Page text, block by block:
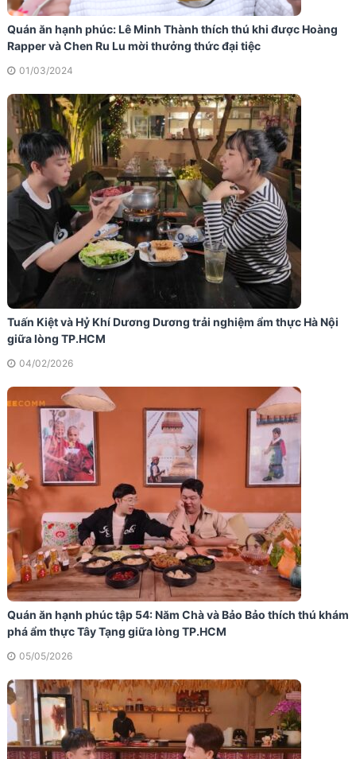
Quán ăn hạnh phúc: Lê Minh Thành thích thú khi được Hoàng
Rapper và Chen Ru Lu mời thưởng thức đại tiệc
01/03/2024
Tuấn Kiệt và Hỷ Khí Dương Dương trải nghiệm ẩm thực Hà Nội
giữa lòng TP.HCM
04/02/2026
Quán ăn hạnh phúc tập 54: Năm Chà và Bảo Bảo thích thú khám
phá ẩm thực Tây Tạng giữa lòng TP.HCM
05/05/2026